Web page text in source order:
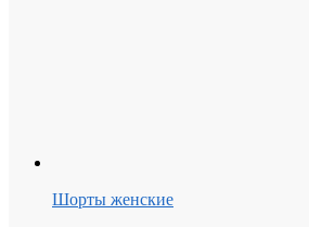
Шорты женские